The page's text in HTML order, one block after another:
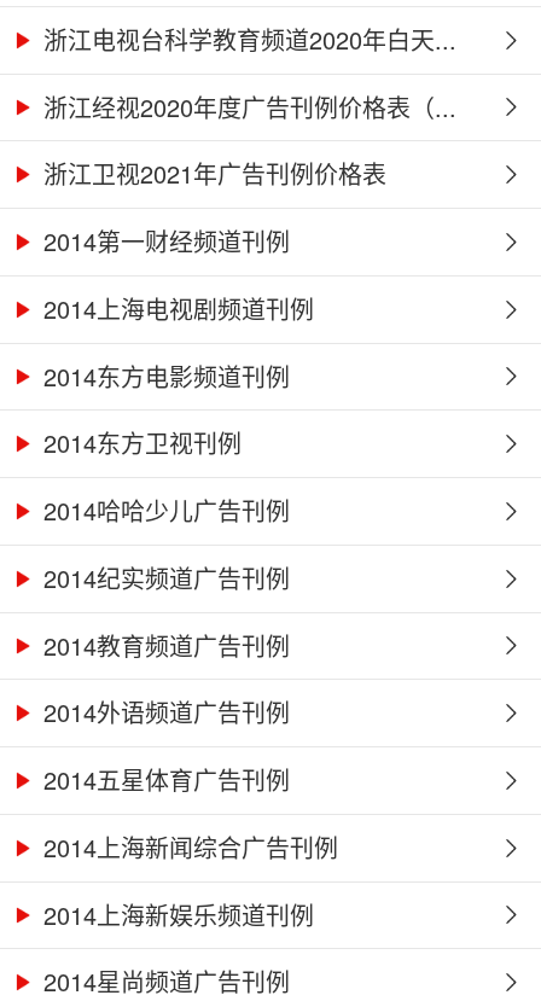
浙江电视台科学教育频道2020年白天...
浙江经视2020年度广告刊例价格表（...
浙江卫视2021年广告刊例价格表
2014第一财经频道刊例
2014上海电视剧频道刊例
2014东方电影频道刊例
2014东方卫视刊例
2014哈哈少儿广告刊例
2014纪实频道广告刊例
2014教育频道广告刊例
2014外语频道广告刊例
2014五星体育广告刊例
2014上海新闻综合广告刊例
2014上海新娱乐频道刊例
2014星尚频道广告刊例